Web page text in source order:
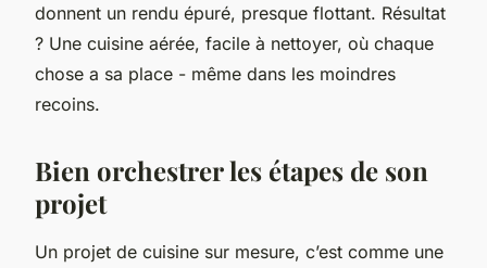
donnent un rendu épuré, presque flottant. Résultat
? Une cuisine aérée, facile à nettoyer, où chaque
chose a sa place - même dans les moindres
recoins.
Bien orchestrer les étapes de son
projet
Un projet de cuisine sur mesure, c’est comme une